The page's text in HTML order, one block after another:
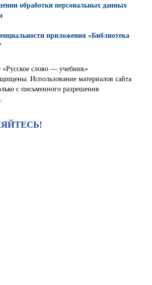
обработки персональных данных
приложения «Библиотека
слово — учебник»
Использование материалов сайта
с письменного разрешения